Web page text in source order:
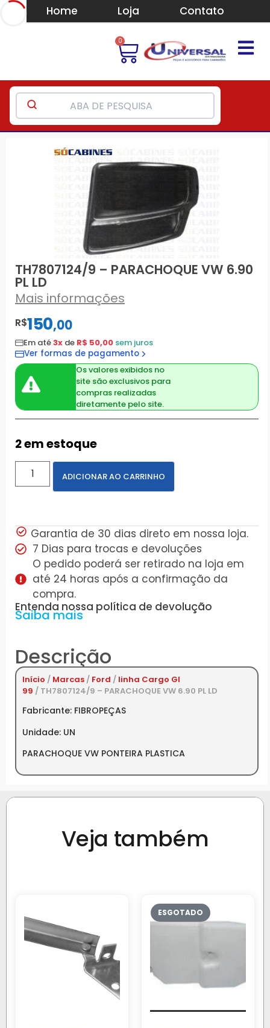
Home Loja Contato
0
TH7807124/9 – PARACHOQUE VW 6.90
PL LD
Mais informações
R$150,00
Em até3x de R$ 50,00 sem juros
Ver formas de pagamento
Os valores exibidos no
site são exclusivos para
compras realizadas
diretamente pelo site.
2 em estoque
ADICIONAR AO CARRINHO
Garantia de 30 dias direto em nossa loja.
7 Dias para trocas e devoluções
O pedido poderá ser retirado na loja em
até 24 horas após a confirmação da
compra.
Entenda nossa política de devolução
Saiba mais
Descrição
Início / Marcas / Ford / linha Cargo GI
99 / TH7807124/9 – PARACHOQUE VW 6.90 PL LD
Fabricante: FIBROPEÇAS
Unidade: UN
PARACHOQUE VW PONTEIRA PLASTICA
Veja também